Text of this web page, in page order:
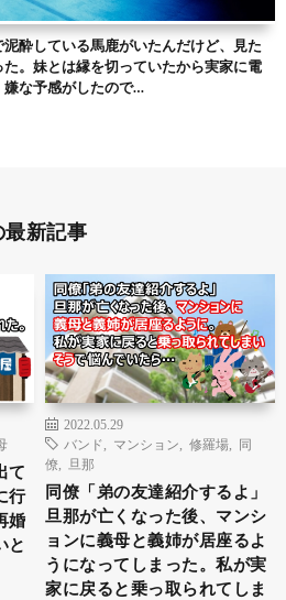
酔している馬鹿がいたんだけど、見た
。妹とは縁を切っていたから実家に電
嫌な予感がしたので…
最新記事
て
行
婚
と
2022.05.29
バンド
マンション 修羅場
同
僚
旦那
同僚「弟の友達紹介するよ」
旦那が亡くなった後、マンシ
ョンに義母と義姉が居座るよ
うになってしまった。私が実
家に戻ると乗っ取られてしま